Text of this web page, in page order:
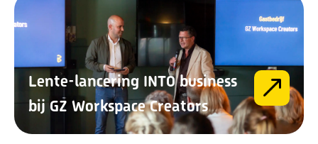
Lente-lancering INTO business
bij GZ Workspace Creators